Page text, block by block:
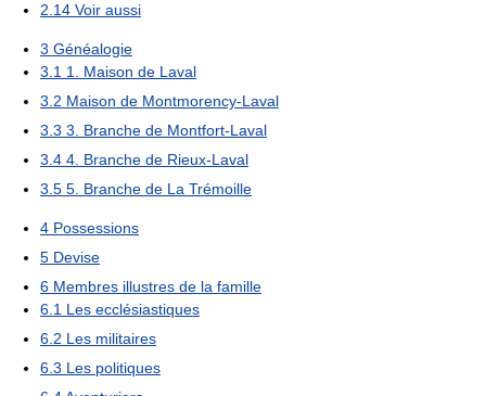
2.14 Voir aussi
3 Généalogie
3.1 1. Maison de Laval
3.2 Maison de Montmorency-Laval
3.3 3. Branche de Montfort-Laval
3.4 4. Branche de Rieux-Laval
3.5 5. Branche de La Trémoille
4 Possessions
5 Devise
6 Membres illustres de la famille
6.1 Les ecclésiastiques
6.2 Les militaires
6.3 Les politiques